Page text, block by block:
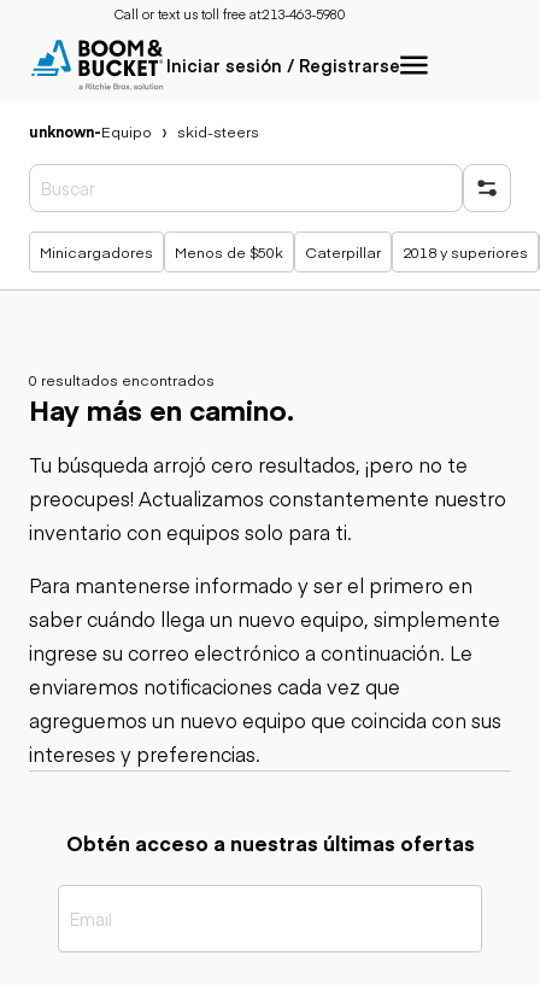
Call or text us toll free at:213-463-5980
Iniciar sesión / Registrarse
unknown-Equipo skid-steers
Búsquedas populares
Minicargadores Menos de $50k Caterpillar 2018 y superiores
0 resultados encontrados
Hay más en camino.
Tu búsqueda arrojó cero resultados, ¡pero no te
preocupes! Actualizamos constantemente nuestro
inventario con equipos solo para ti.
Para mantenerse informado y ser el primero en
saber cuándo llega un nuevo equipo, simplemente
ingrese su correo electrónico a continuación. Le
enviaremos notificaciones cada vez que
agreguemos un nuevo equipo que coincida con sus
intereses y preferencias.
Obtén acceso a nuestras últimas ofertas